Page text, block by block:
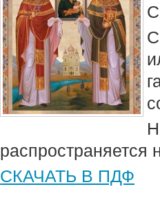
распространяется
СКАЧАТЬ В ПДФ